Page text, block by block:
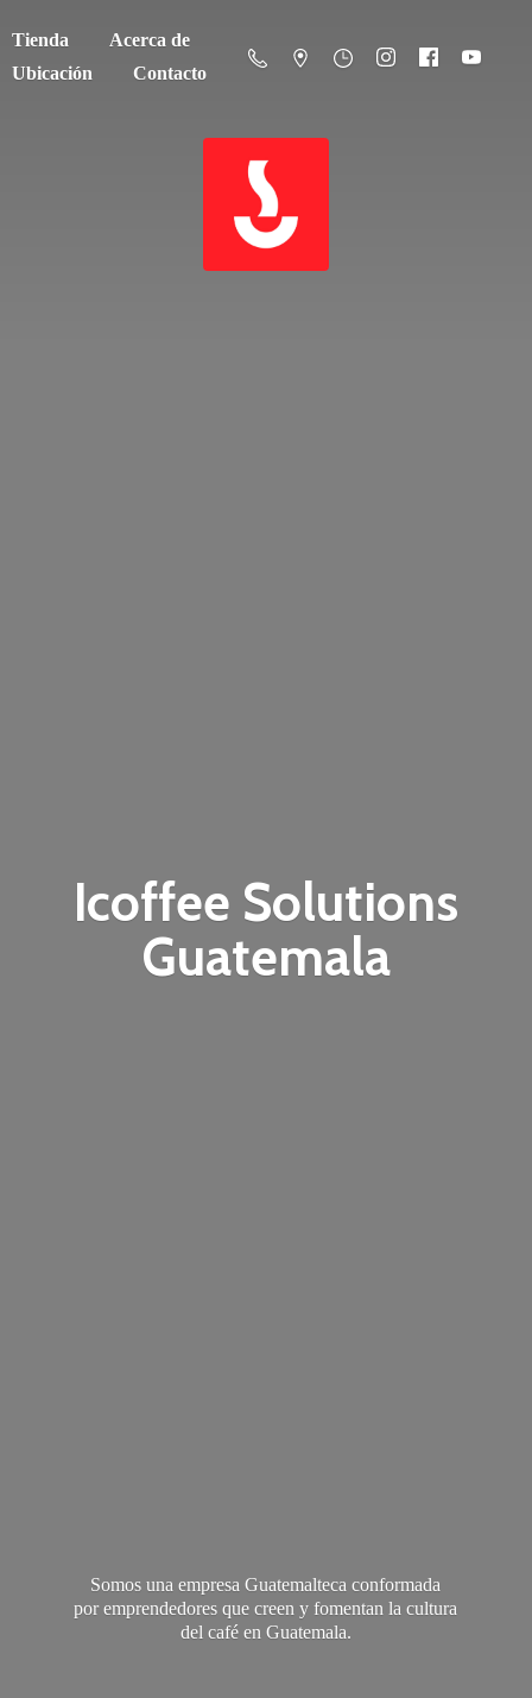
Tienda
Acerca de
Ubicación
Contacto
Icoffee Solutions
Guatemala
Somos una empresa Guatemalteca conformada
por emprendedores que creen y fomentan la cultura
del café en Guatemala.